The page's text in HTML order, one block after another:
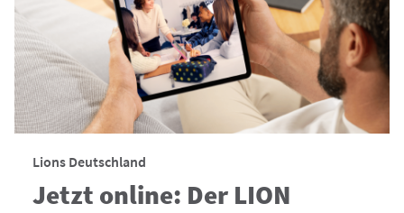
Lions Deutschland
Jetzt online: Der LION